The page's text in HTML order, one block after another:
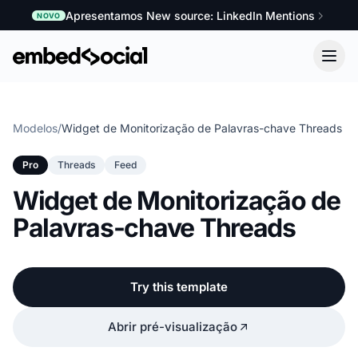
NOVO Apresentamos New source: LinkedIn Mentions
Modelos/Widget de Monitorização de Palavras-chave Threads
Pro Threads Feed
Widget de Monitorização de
Palavras-chave Threads
Try this template
Abrir pré-visualização